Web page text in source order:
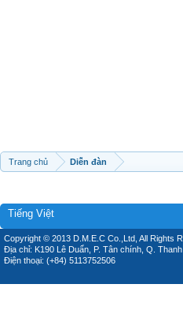
Trang chủ Diễn đàn
Tiếng Việt
Copyright © 2013 D.M.E.C Co.,Ltd, All Rights
Địa chỉ: K190 Lê Duẩn, P. Tân chính, Q.
Điện thoại: (+84) 5113752506